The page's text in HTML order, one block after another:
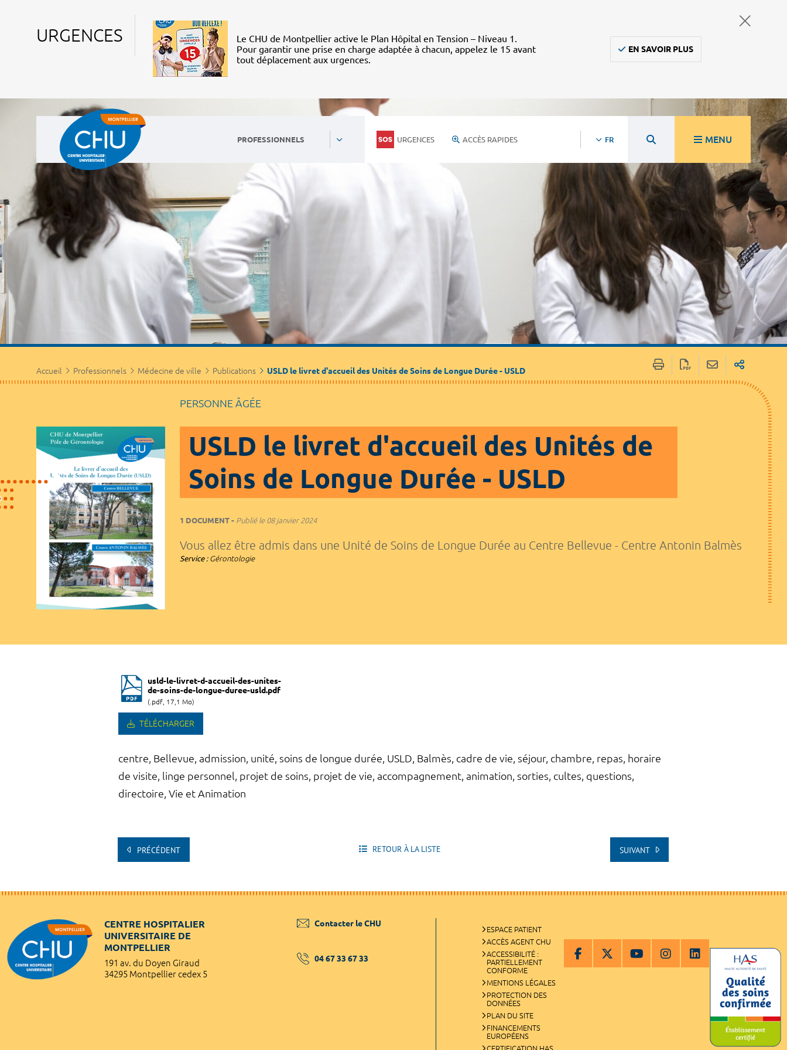
URGENCES
Le CHU de Montpellier active le Plan Hôpital en Tension – Niveau 1.
Pour garantir une prise en charge adaptée à chacun, appelez le 15 avant
tout déplacement aux urgences.
EN SAVOIR PLUS
PROFESSIONNELS URGENCES ACCÈS RAPIDES FR MENU
Ambulanciers, taxis, vsl
Journalistes / Médias Marchés publics
Partenaires / Associations
Accueil Professionnels Médecine de ville Publications USLD le livret d'accueil des Unités de Soins de Longue Durée - USLD
PERSONNE ÂGÉE
USLD le livret d'accueil des Unités de
Soins de Longue Durée - USLD
1 DOCUMENT Publié le08 janvier 2024
Vous allez être admis dans une Unité de Soins de Longue Durée au Centre Bellevue - Centre Antonin Balmès
Service : Gérontologie
usld-le-livret-d-accueil-des-unites-
de-soins-de-longue-duree-usld.pdf
(.pdf, 17,1 Mo)
TÉLÉCHARGER
centre, Bellevue, admission, unité, soins de longue durée, USLD, Balmès, cadre de vie, séjour, chambre, repas, horaire
de visite, linge personnel, projet de soins, projet de vie, accompagnement, animation, sorties, cultes, questions,
directoire, Vie et Animation
PRÉCÉDENT RETOUR À LA LISTE SUIVANT
CENTRE HOSPITALIER
UNIVERSITAIRE DE
MONTPELLIER
191 av. du Doyen Giraud
34295 Montpellier cedex 5
Contacter le CHU
04 67 33 67 33
ESPACE PATIENT
ACCÈS AGENT CHU
ACCESSIBILITÉ :
PARTIELLEMENT
CONFORME
MENTIONS LÉGALES
PROTECTION DES
DONNÉES
PLAN DU SITE
FINANCEMENTS
EUROPÉENS
CERTIFICATION HAS